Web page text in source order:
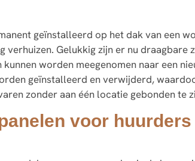
geïnstalleerd op het dak van een
Gelukkig zijn er nu draagbare
worden meegenomen naar een
geïnstalleerd en verwijderd,
zonder aan één locatie gebonden te
voor huurders